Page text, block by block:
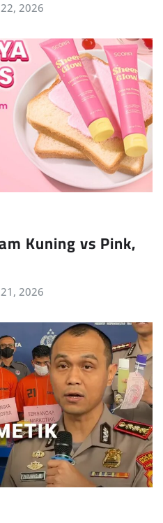
22, 2026
Kuning vs Pink,
21, 2026